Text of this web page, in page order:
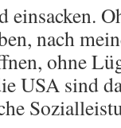
nach
ohne
USA sind